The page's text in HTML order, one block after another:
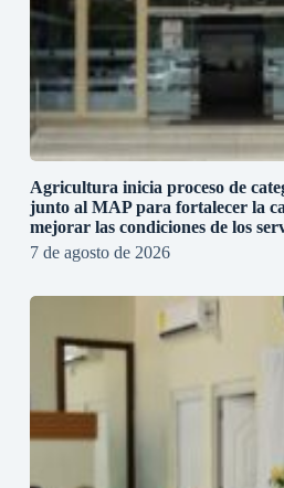
Agricultura inicia proceso de
junto al MAP para fortalecer la
mejorar las condiciones de los
7 de agosto de 2026